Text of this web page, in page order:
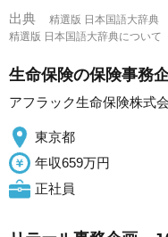
出典
精選版 日本国語大辞典
精選版 日本国語大辞典につい
生命保険の保険事務
アフラック生命保険株式
東京都
年収659万円
正社員